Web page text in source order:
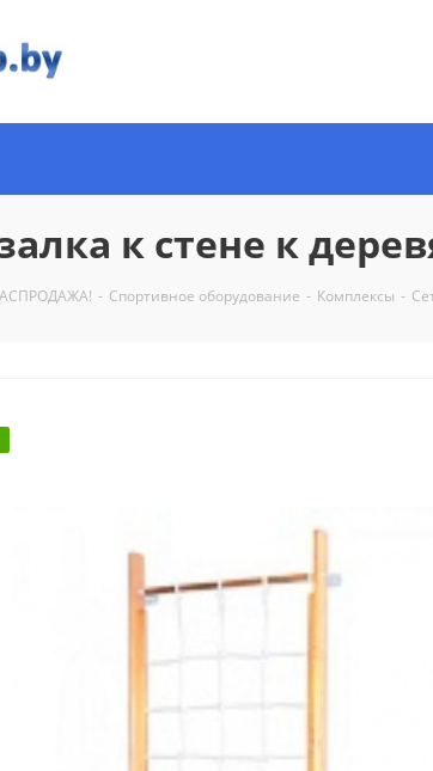
к стене к
- Спортивное оборудование - Комплексы -